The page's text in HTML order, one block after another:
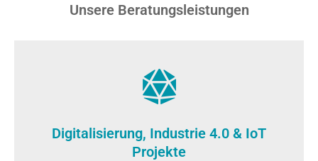
Unsere Beratungsleistungen
Digitalisierung, Industrie 4.0 & IoT
Projekte